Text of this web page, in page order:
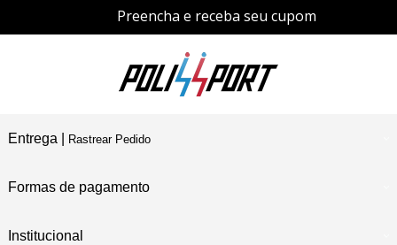
Preencha e receba seu cupom
Entrega | Rastrear Pedido
Formas de pagamento
Institucional